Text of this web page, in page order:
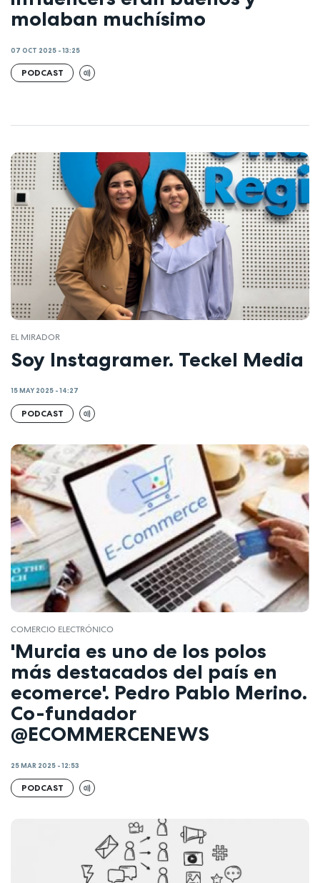
molaban muchísimo
07 OCT 2025 - 13:25
PODCAST
EL MIRADOR
Soy Instagramer. Teckel Media
15 MAY 2025 - 14:27
PODCAST
COMERCIO ELECTRÓNICO
'Murcia es uno de los polos
más destacados del país en
ecomerce'. Pedro Pablo Merino.
Co-fundador
@ECOMMERCENEWS
25 MAR 2025 - 12:53
PODCAST